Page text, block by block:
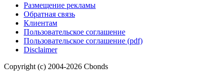
Размещение рекламы
Обратная связь
Клиентам
Пользовательское соглашение
Пользовательское соглашение (pdf)
Disclaimer
Copyright (c) 2004-2026 Cbonds